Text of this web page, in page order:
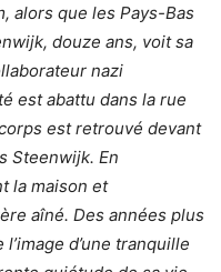
alors que les Pays-Bas
douze ans, voit sa
nazi
est abattu dans la rue
est retrouvé devant
Steenwijk. En
la maison et
aîné. Des années plus
d’une tranquille